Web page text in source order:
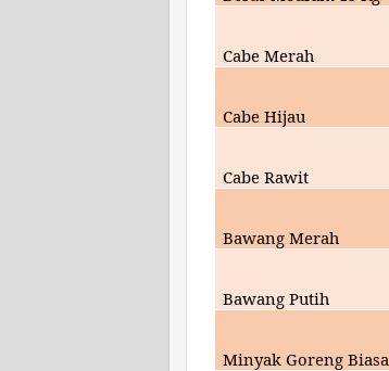
Cabe Merah
Cabe Hijau
Cabe Rawit
Bawang Merah
Bawang Putih
Minyak Goreng Biasa